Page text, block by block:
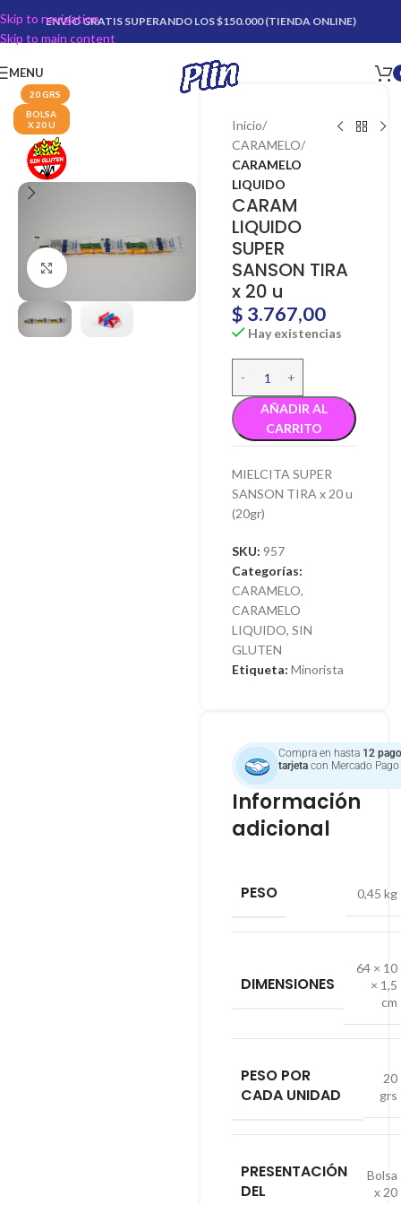
Skip to navigation
Skip to main content
ENVÍO GRATIS SUPERANDO LOS $150.000 (TIENDA ONLINE)
MENU
20 GRS
BOLSA
X 20 U
Click para agrandar
Inicio
CARAMELO
CARAMELO
LIQUIDO
CARAM
LIQUIDO
SUPER
SANSON TIRA
x 20 u
$ 3.767,00
Hay existencias
AÑADIR AL
CARRITO
MIELCITA SUPER
SANSON TIRA x 20 u
(20gr)
SKU: 957
Categorías:
CARAMELO,
CARAMELO
LIQUIDO, SIN
GLUTEN
Etiqueta: Minorista
Compra en hasta 12
tarjetacon Mercado Pago
Información
adicional
PESO 0,45 kg
DIMENSIONES
64 × 10
× 1,5
cm
PESO POR
CADA UNIDAD
20
grs
PRESENTACIÓN
DEL
Bolsa
x 20